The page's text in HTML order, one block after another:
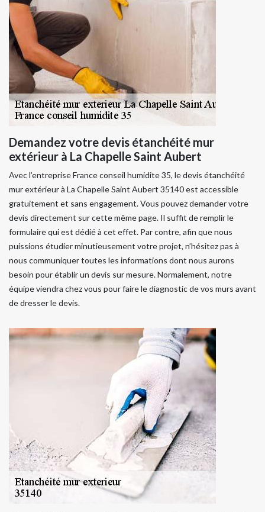
Demandez votre devis étanchéité mur
extérieur à La Chapelle Saint Aubert
Avec l’entreprise France conseil humidite 35, le devis étanchéité
mur extérieur à La Chapelle Saint Aubert 35140 est accessible
gratuitement et sans engagement. Vous pouvez demander votre
devis directement sur cette même page. Il suffit de remplir le
formulaire qui est dédié à cet effet. Par contre, afin que nous
puissions étudier minutieusement votre projet, n’hésitez pas à
nous communiquer toutes les informations dont nous aurons
besoin pour établir un devis sur mesure. Normalement, notre
équipe viendra chez vous pour faire le diagnostic de vos murs avant
de dresser le devis.